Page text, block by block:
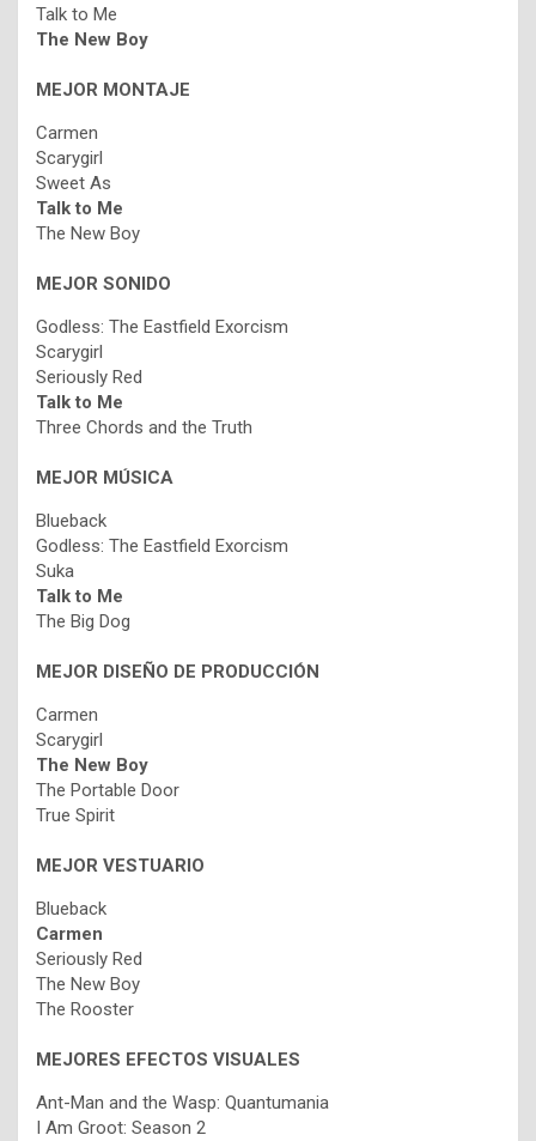
Talk to Me
The New Boy
MEJOR MONTAJE
Carmen
Scarygirl
Sweet As
Talk to Me
The New Boy
MEJOR SONIDO
Godless: The Eastfield Exorcism
Scarygirl
Seriously Red
Talk to Me
Three Chords and the Truth
MEJOR MÚSICA
Blueback
Godless: The Eastfield Exorcism
Suka
Talk to Me
The Big Dog
MEJOR DISEÑO DE PRODUCCIÓN
Carmen
Scarygirl
The New Boy
The Portable Door
True Spirit
MEJOR VESTUARIO
Blueback
Carmen
Seriously Red
The New Boy
The Rooster
MEJORES EFECTOS VISUALES
Ant-Man and the Wasp: Quantumania
I Am Groot: Season 2